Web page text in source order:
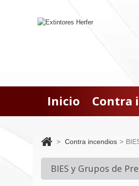
Inicio Contra
> Contra incendios >
BIES y Grupos de